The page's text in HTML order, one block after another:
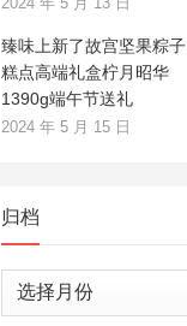
臻味上新了故宫坚果粽子
糕点高端礼盒柠月昭华
1390g端午节送礼
2024 年 5 月 15 日
归档
归
档